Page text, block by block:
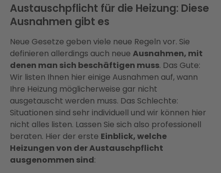
Austauschpflicht für die Heizung: Diese
Ausnahmen gibt es
Neue Gesetze geben viele neue Regeln vor. Sie
definieren allerdings auch neue Ausnahmen, mit
denen man sich beschäftigen muss. Das Gute:
Wir listen Ihnen hier einige Ausnahmen auf, wann
Ihre Heizung möglicherweise gar nicht
ausgetauscht werden muss. Das Schlechte:
Situationen sind sehr individuell und wir können hier
nicht alles listen. Lassen Sie sich also professionell
beraten. Hier der erste Einblick, welche
Heizungen von der Austauschpflicht
ausgenommen sind: